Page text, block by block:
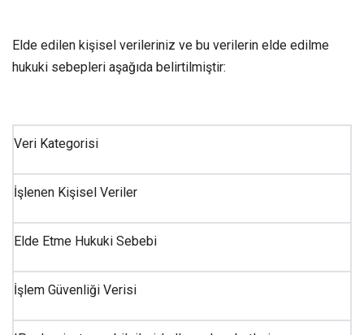
Elde edilen kişisel verileriniz ve bu verilerin elde edilme
hukuki sebepleri aşağıda belirtilmiştir:
Veri Kategorisi
İşlenen Kişisel Veriler
Elde Etme Hukuki Sebebi
İşlem Güvenliği Verisi